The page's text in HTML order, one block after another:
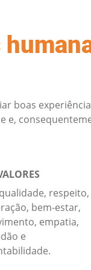
boas
e,
respeito,
bem-estar,
empatia,
e